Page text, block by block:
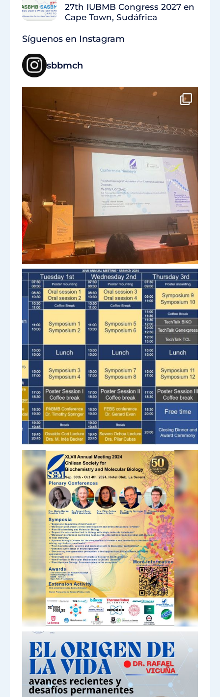
27th IUBMB Congress 2027 en
Cape Town, Sudáfrica
Síguenos en Instagram
sbbmch